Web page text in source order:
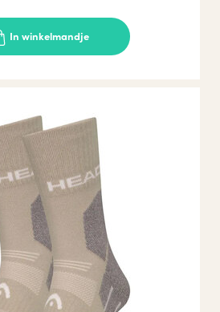
In winkelmandje